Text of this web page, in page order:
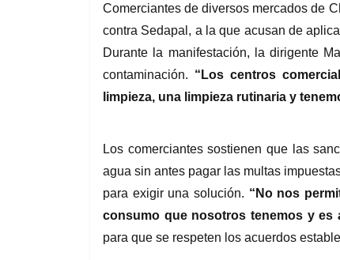
Comerciantes de diversos mercados de
contra Sedapal, a la que acusan de
Durante la manifestación, la dirigente
contaminación. “Los centros
limpieza, una limpieza rutinaria y
Los comerciantes sostienen que las
agua sin antes pagar las multas
para exigir una solución. “No nos
consumo que nosotros tenemos y es
para que se respeten los acuerdos